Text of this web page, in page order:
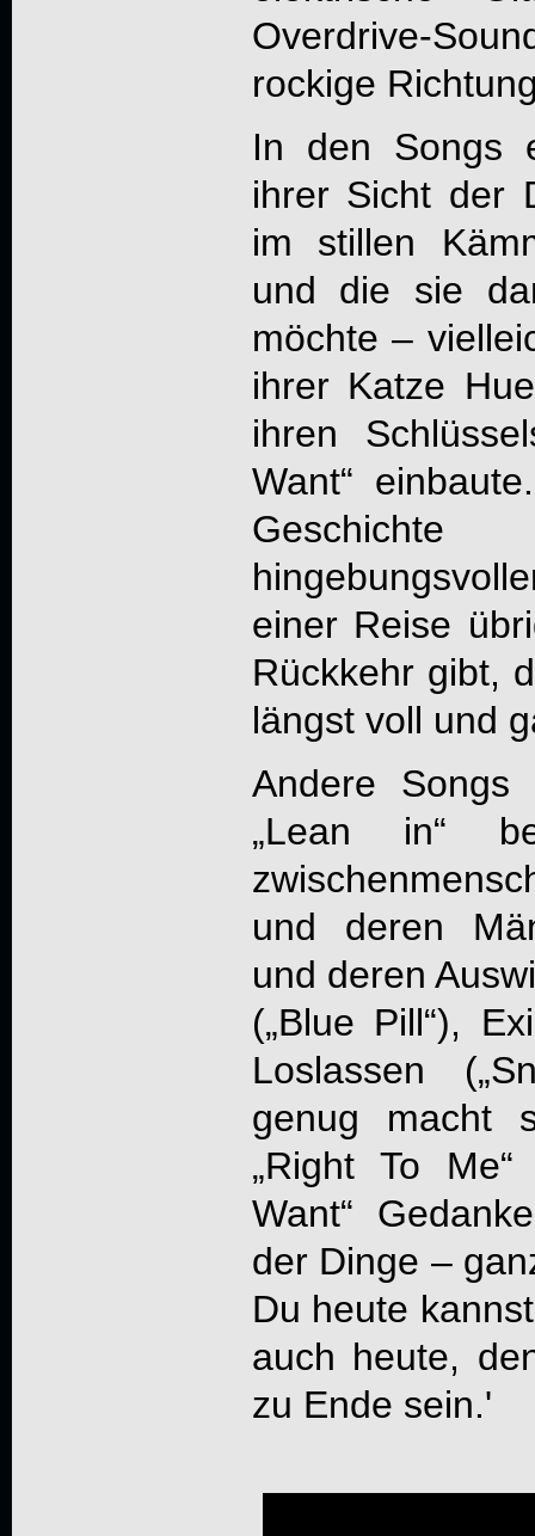
Overdrive-
rockige
In den Songs
ihrer Sicht der
im stillen
und die sie
möchte –
ihrer Katze
ihren
Want“
Geschichte
einer Reise
Rückkehr gibt,
längst voll und
Andere Songs
„Lean in“
und deren
und deren
(„Blue Pill“),
Loslassen
genug macht
„Right To
Want“
der Dinge –
Du heute
auch heute,
zu Ende sein.'